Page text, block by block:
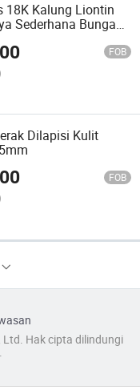
18K Kalung Liontin
Sederhana Bunga
FOB
Dilapisi Kulit
FOB
Hak cipta dilindungi